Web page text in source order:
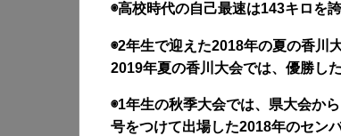
◉高校時代の自己最速は143キロを
◉2年生で迎えた2018年の夏の香川
2019年夏の香川大会では、優勝し
◉1年生の秋季大会では、県大会か
号をつけて出場した2018年のセン